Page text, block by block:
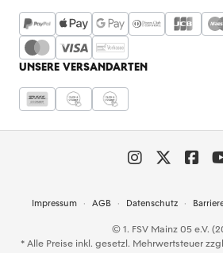
UNSERE VERSANDARTEN
Impressum AGB Datenschutz
© 1. FSV Mainz 05 e.V.
* Alle Preise inkl. gesetzl. Mehrwertsteuer